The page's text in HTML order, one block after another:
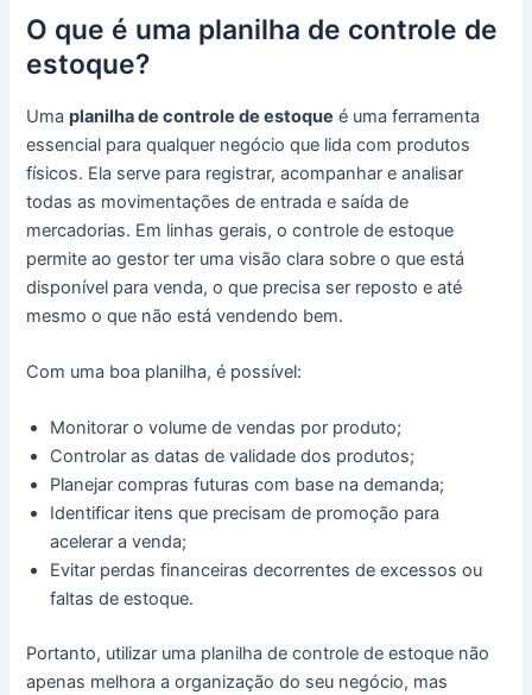
O que é uma planilha de controle de
estoque?
Umaplanilha de controle de estoque é uma ferramenta
essencial para qualquer negócio que lida com produtos
físicos. Ela serve para registrar, acompanhar e analisar
todas as movimentações de entrada e saída de
mercadorias. Em linhas gerais, o controle de estoque
permite ao gestor ter uma visão clara sobre o que está
disponível para venda, o que precisa ser reposto e até
mesmo o que não está vendendo bem.
Com uma boa planilha, é possível:
Monitorar o volume de vendas por produto;
Controlar as datas de validade dos produtos;
Planejar compras futuras com base na demanda;
Identificar itens que precisam de promoção para
acelerar a venda;
Evitar perdas financeiras decorrentes de excessos ou
faltas de estoque.
Portanto, utilizar uma planilha de controle de estoque não
apenas melhora a organização do seu negócio, mas